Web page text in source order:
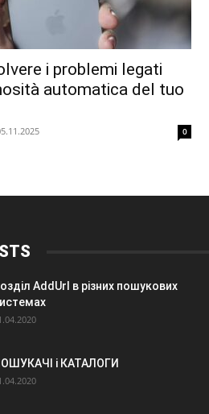
i problemi legati
automatica del tuo
0
AddUrl в різних пошукових
і КАТАЛОГИ